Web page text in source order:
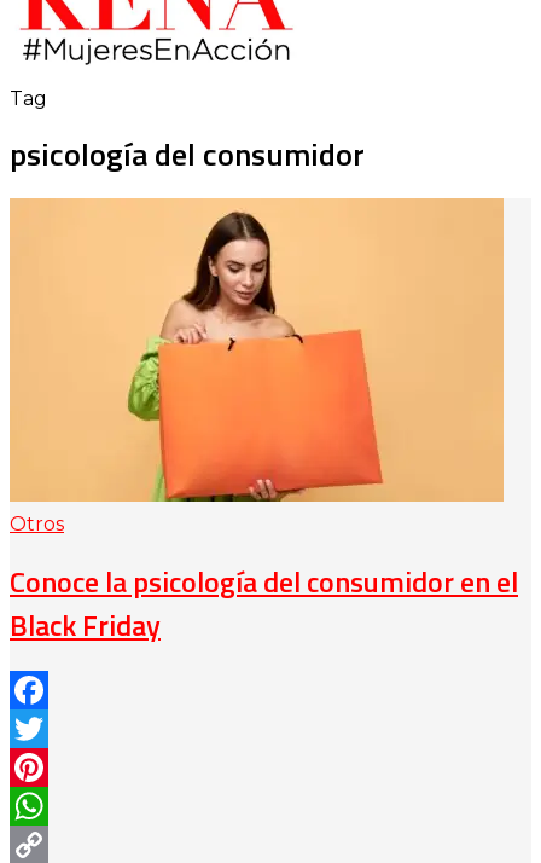
Tag
psicología del consumidor
Otros
Conoce la psicología del consumidor en el
Black Friday
Facebook
Twitter
Pinterest
WhatsApp